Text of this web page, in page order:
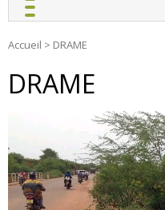
Accueil > DRAME
DRAME